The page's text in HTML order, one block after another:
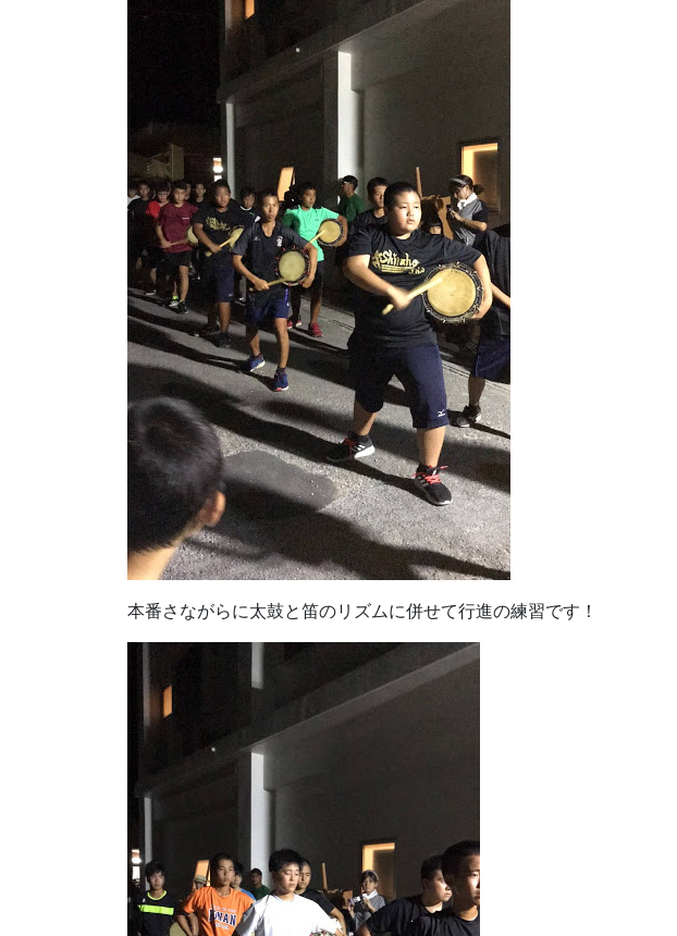
本番さながらに太鼓と笛のリズムに併せて行進の練習です！